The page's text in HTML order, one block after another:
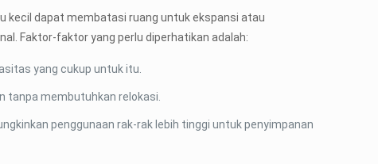
kecil dapat membatasi ruang untuk ekspansi atau
Faktor-faktor yang perlu diperhatikan adalah:
yang cukup untuk itu.
tanpa membutuhkan relokasi.
penggunaan rak-rak lebih tinggi untuk penyimpanan